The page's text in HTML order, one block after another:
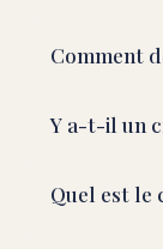
Comment
Y a-t-il un
Quel est le